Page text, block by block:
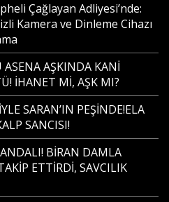
Çağlayan Adliyesi’nde:
Kamera ve Dinleme Cihazı
ASENA AŞKINDA KANİ
İHANET Mİ, AŞK MI?
SARAN’IN PEŞİNDE!ELA
SANCISI!
BİRAN DAMLA
ETTİRDİ, SAVCILIK